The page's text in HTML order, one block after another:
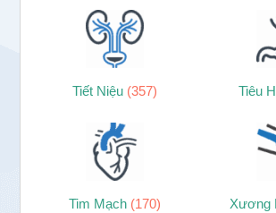
Tiết Niệu (357) Tiêu
Tim Mạch (170) Xương